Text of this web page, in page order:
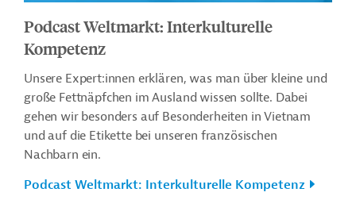
Podcast Weltmarkt: Interkulturelle
Kompetenz
Unsere Expert:innen erklären, was man über kleine und
große Fettnäpfchen im Ausland wissen sollte. Dabei
gehen wir besonders auf Besonderheiten in Vietnam
und auf die Etikette bei unseren französischen
Nachbarn ein.
Podcast Weltmarkt: Interkulturelle Kompetenz